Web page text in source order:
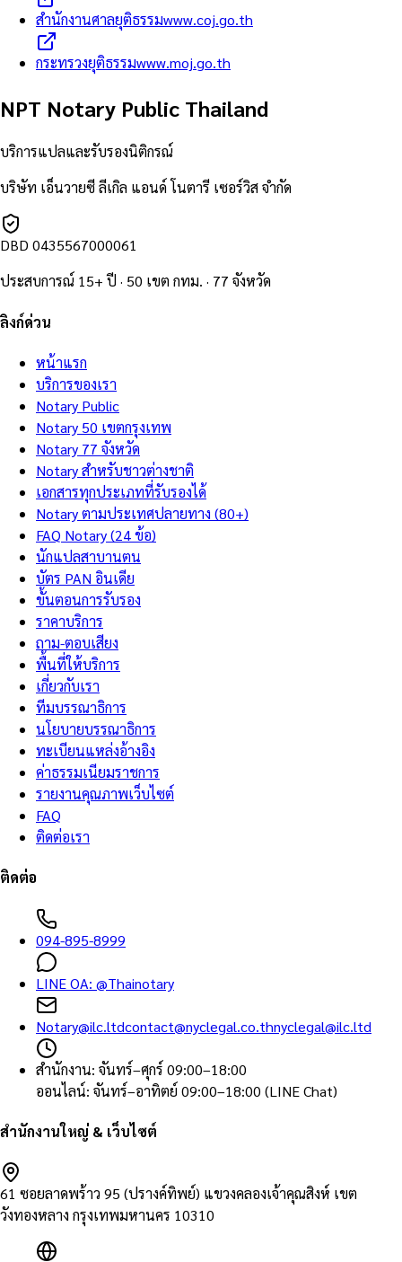
สำนักงานศาลยุติธรรมwww.coj.go.th
กระทรวงยุติธรรมwww.moj.go.th
NPT Notary Public Thailand
บริการแปลและรับรองนิติกรณ์
บริษัท เอ็นวายซี ลีเกิล แอนด์ โนตารี เซอร์วิส จำกัด
DBD 0435567000061
ประสบการณ์ 15+ ปี · 50 เขต กทม. · 77 จังหวัด
ลิงก์ด่วน
หน้าแรก
บริการของเรา
Notary Public
Notary 50 เขตกรุงเทพ
Notary 77 จังหวัด
Notary สำหรับชาวต่างชาติ
เอกสารทุกประเภทที่รับรองได้
Notary ตามประเทศปลายทาง (80+)
FAQ Notary (24 ข้อ)
นักแปลสาบานตน
บัตร PAN อินเดีย
ขั้นตอนการรับรอง
ราคาบริการ
ถาม-ตอบเสียง
พื้นที่ให้บริการ
เกี่ยวกับเรา
ทีมบรรณาธิการ
นโยบายบรรณาธิการ
ทะเบียนแหล่งอ้างอิง
ค่าธรรมเนียมราชการ
รายงานคุณภาพเว็บไซต์
FAQ
ติดต่อเรา
ติดต่อ
094-895-8999
LINE OA: @Thainotary
Notary@ilc.ltdcontact@nyclegal.co.thnyclegal@ilc.ltd
สำนักงาน: จันทร์–ศุกร์ 09:00–18:00
ออนไลน์: จันทร์–อาทิตย์ 09:00–18:00 (LINE Chat)
สำนักงานใหญ่ & เว็บไซต์
61 ซอยลาดพร้าว 95 (ปรางค์ทิพย์) แขวงคลองเจ้าคุณสิงห์ เขต
วังทองหลาง กรุงเทพมหานคร 10310